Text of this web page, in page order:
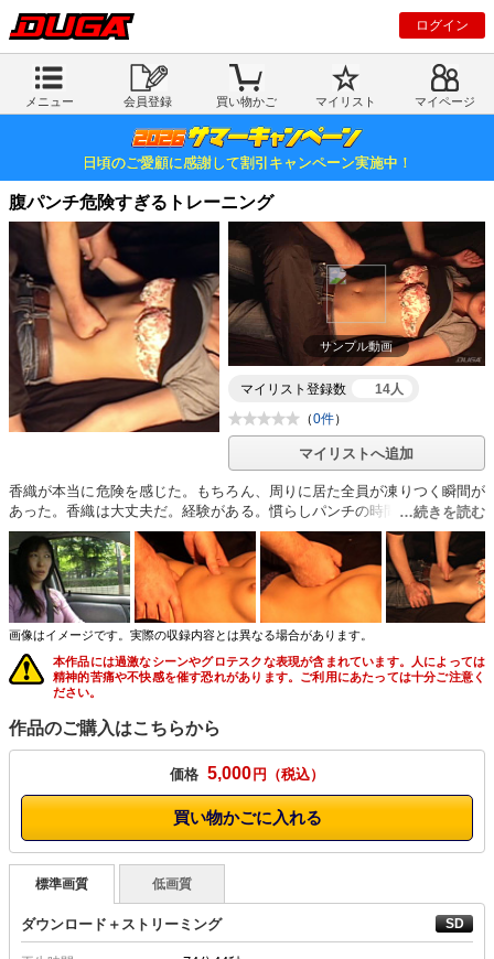
ログイン
メニュー 会員登録 買い物かご マイリスト マイページ
日頃のご愛顧に感謝して割引キャンペーン実施中！
腹パンチ危険すぎるトレーニング
サンプル動画
マイリスト登録数
14人
（0件）
マイリストへ追加
香織が本当に危険を感じた。もちろん、周りに居た全員が凍りつく瞬間が
あった。香織は大丈夫だ。経験がある。慣らしパンチの時間が要らない。
そんな気持ちが危険を招いていくかもしれない。内臓や腹筋の力には到底
限界がある。強い女・弱い女などというのはもともと存在しない。許容力
を超えれば危険ゾーンに迷い込む。決して参考にしたり真似をしないでく
ださい。ここに作品としては出せた事は運が良かっただけかもしれませ
ん。またこれを報道としてではなく作品として見れる貴方も運のいい方で
す。サンプルはカットがかかってからのもので普通ではお見せすることの
ないものです。
画像はイメージです。実際の収録内容とは異なる場合があります。
本作品には過激なシーンやグロテスクな表現が含まれています。人によっては
精神的苦痛や不快感を催す恐れがあります。ご利用にあたっては十分ご注意く
ださい。
作品のご購入はこちらから
価格 5,000円
買い物かごに入れる
標準画質 低画質
ダウンロード＋ストリーミング